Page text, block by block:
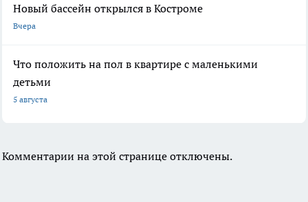
Новый бассейн открылся в Костроме
Вчера
Что положить на пол в квартире с маленькими
детьми
5 августа
Комментарии на этой странице отключены.